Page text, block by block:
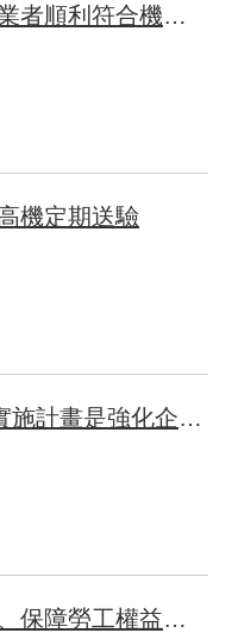
勞動部職安署將積極協助業者順利符合機械安全規範，促成產業與勞工雙贏
機定期送驗
108年勞動條件落實法遵實施計畫是強化企業主落實法遵的務實作法，勞動部一定會積極保障勞工權益。
勞動檢查是落實勞動法令、保障勞工權益的重要作為，事業單位遵守勞動法於受檢即毋須多慮。